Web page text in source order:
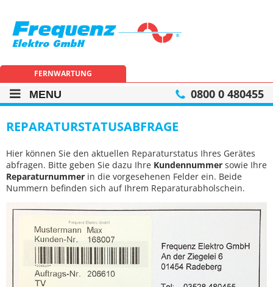
Frequenz
Elektro
0800 0 480455
FERNWARTUNG
MENU
REPARATURSTATUSABFRAGE
Hier können Sie den aktuellen Reparaturstatus Ihres Gerätes
abfragen. Bitte geben Sie dazu Ihre Kundennummer sowie Ihre
Reparaturnummer in die vorgesehenen Felder ein. Beide
Nummern befinden sich auf Ihrem Reparaturabholschein.